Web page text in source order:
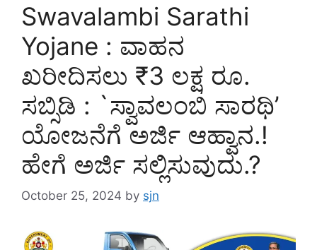
Swavalambi Sarathi
Yojane : ವಾಹನ
ಖರೀದಿಸಲು ₹3 ಲಕ್ಷ ರೂ.
ಸಬ್ಸಿಡಿ : `ಸ್ವಾವಲಂಬಿ ಸಾರಥಿ’
ಯೋಜನೆಗೆ ಅರ್ಜಿ ಆಹ್ವಾನ.!
ಹೇಗೆ ಅರ್ಜಿ ಸಲ್ಲಿಸುವುದು.?
October 25, 2024 by sjn